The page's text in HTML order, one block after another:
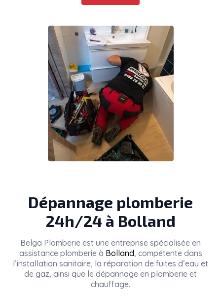
Dépannage plomberie
24h/24 à Bolland
Belga Plomberie est une entreprise spécialisée en
assistance plomberie à Bolland, compétente dans
l’installation sanitaire, la réparation de fuites d’eau et
de gaz, ainsi que le dépannage en plomberie et
chauffage.